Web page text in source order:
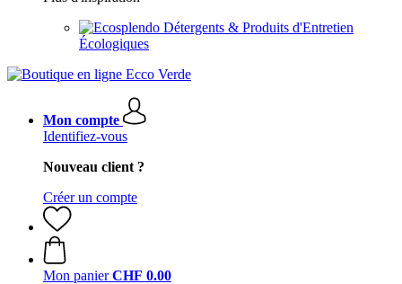
Détergents & Produits d'Entretien
Écologiques
Mon compte
Identifiez-vous
Nouveau client ?
Créer un compte
Mon panier CHF 0.00